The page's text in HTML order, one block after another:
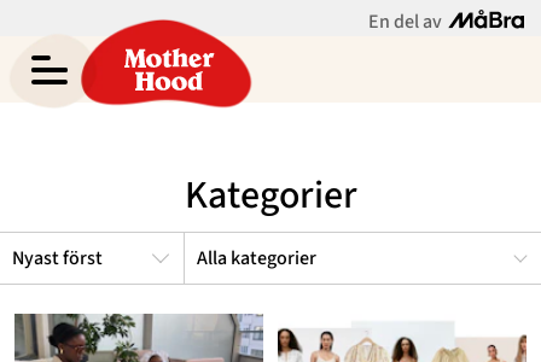
En del av
Skolbarn
Tonåringar
Chrystelle Eriksberger
Hem
Om
Kontakt
Kategorier
Alla kategorier